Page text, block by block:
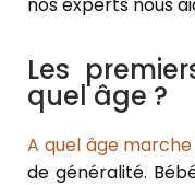
Les
quel âge ?
A quel âge
de généralité.